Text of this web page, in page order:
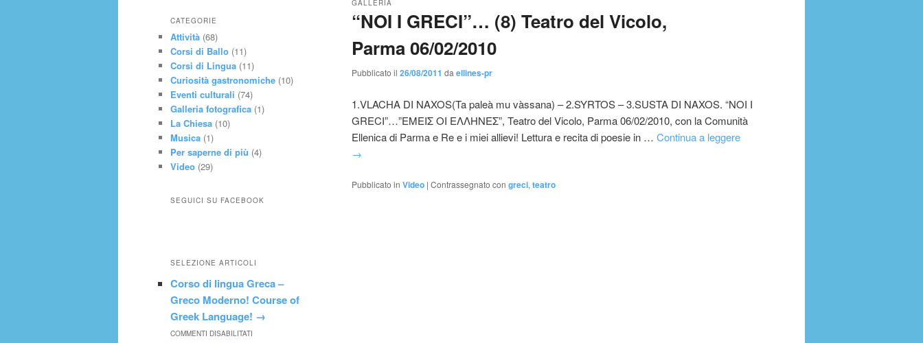
“NOI I GRECI”… (8) Teatro del Vicolo,
Parma 06/02/2010
GALLERIA
Pubblicato il 26/08/2011 da ellines-pr
1.VLACHA DI NAXOS(Ta paleà mu vàssana) – 2.SYRTOS – 3.SUSTA DI NAXOS. “NOI I
GRECI”…”ΕΜΕΙΣ ΟΙ ΕΛΛΗΝΕΣ”, Teatro del Vicolo, Parma 06/02/2010, con la Comunità
Ellenica di Parma e Re e i miei allievi! Lettura e recita di poesie in … Continua a leggere
→
Pubblicato in Video | Contrassegnato con greci, teatro
CATEGORIE
Attività (68)
Corsi di Ballo (11)
Corsi di Lingua (11)
Curiosità gastronomiche (10)
Eventi culturali (74)
Galleria fotografica (1)
La Chiesa (10)
Musica (1)
Per saperne di più (4)
Video (29)
SEGUICI SU FACEBOOK
SELEZIONE ARTICOLI
Corso di lingua Greca –
Greco Moderno! Course of
Greek Language! →
COMMENTI DISABILITATI